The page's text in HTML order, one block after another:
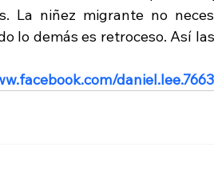
La niñez migrante no
lo demás es retroceso. Así